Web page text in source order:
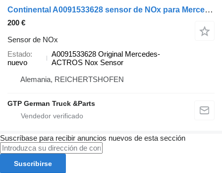
Continental A0091533628 sensor de NOx para Mercedes-Benz Actros camión
200 €
Sensor de NOx
Estado
nuevo
A0091533628 Original Mercedes-
ACTROS Nox Sensor
Alemania, REICHERTSHOFEN
GTP German Truck &Parts
Suscríbase para recibir anuncios nuevos de esta sección
Suscribirse